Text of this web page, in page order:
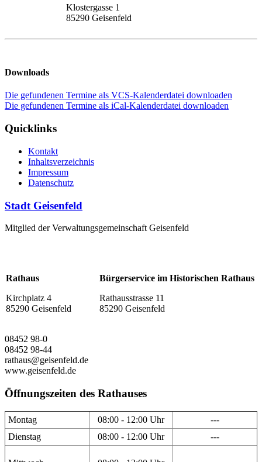
Klostergasse 1
85290 Geisenfeld
Downloads
Die gefundenen Termine als VCS-Kalenderdatei downloaden
Die gefundenen Termine als iCal-Kalenderdatei downloaden
Quicklinks
Kontakt
Inhaltsverzeichnis
Impressum
Datenschutz
Stadt Geisenfeld
Mitglied der Verwaltungsgemeinschaft Geisenfeld
Rathaus
Kirchplatz 4
85290 Geisenfeld
Bürgerservice im Historischen Rathaus
Rathausstrasse 11
85290 Geisenfeld
08452 98-0
08452 98-44
rathaus@geisenfeld.de
www.geisenfeld.de
Öffnungszeiten des Rathauses
Montag 08:00 - 12:00 Uhr
---
Dienstag
08:00 - 12:00 Uhr ---